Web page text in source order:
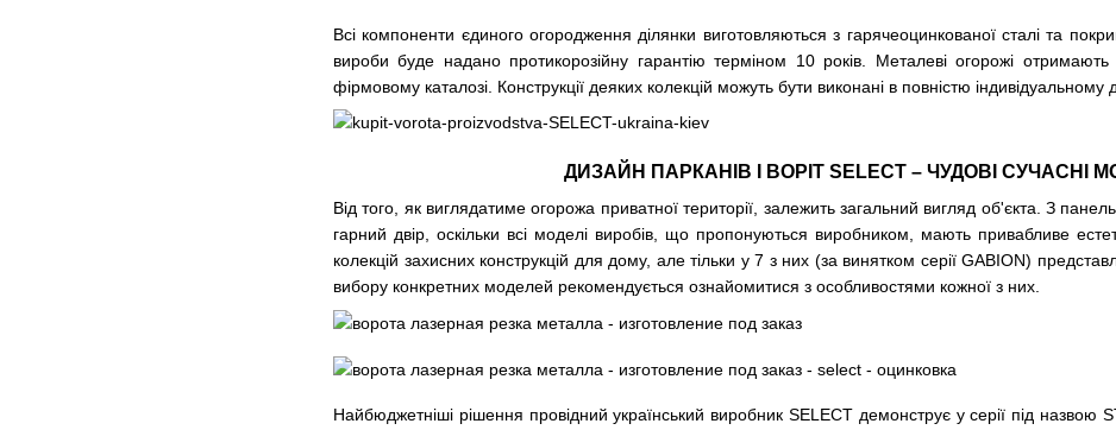
Всі компоненти єдиного огородження ділянки виготовляються з гарячеоцинкованої сталі та
вироби буде надано протикорозійну гарантію терміном 10 років. Металеві огорожі
фірмовому каталозі. Конструкції деяких колекцій можуть бути виконані в повністю
ДИЗАЙН ПАРКАНІВ І ВОРІТ SELECT – ЧУДОВІ СУЧАСНІ
Від того, як виглядатиме огорожа приватної території, залежить загальний вигляд об'єкта. З
гарний двір, оскільки всі моделі виробів, що пропонуються виробником, мають привабливе
колекцій захисних конструкцій для дому, але тільки у 7 з них (за винятком серії GABION)
вибору конкретних моделей рекомендується ознайомитися з особливостями кожної з них.
Найбюджетніші рішення провідний український виробник SELECT демонструє у серії під назвою